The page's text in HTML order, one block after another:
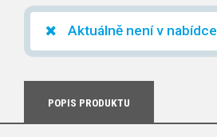
Aktuálně není v nabídce
POPIS PRODUKTU